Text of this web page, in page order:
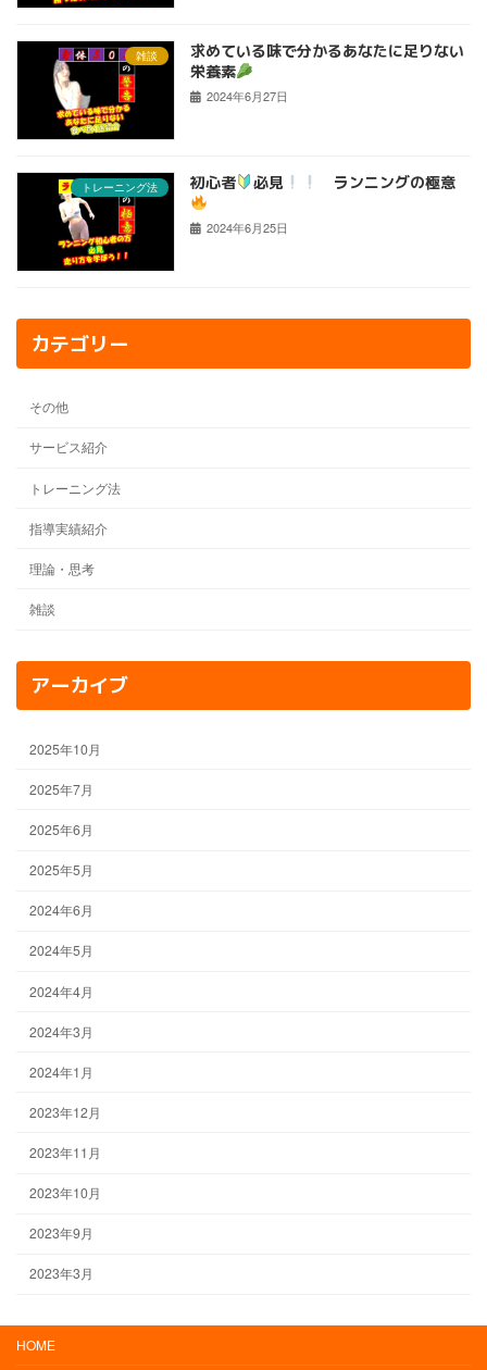
雑談
求めている味で分かるあなたに足りない
栄養素
2024年6月27日
トレーニング法 初心者 必見 ランニングの極意
2024年6月25日
カテゴリー
その他
サービス紹介
トレーニング法
指導実績紹介
理論・思考
雑談
アーカイブ
2025年10月
2025年7月
2025年6月
2025年5月
2024年6月
2024年5月
2024年4月
2024年3月
2024年1月
2023年12月
2023年11月
2023年10月
2023年9月
2023年3月
HOME